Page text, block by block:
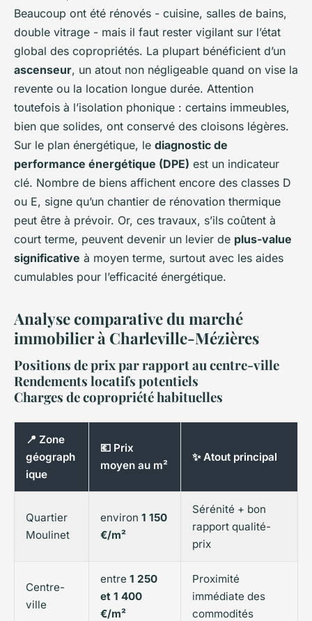
Beaucoup ont été rénovés - cuisine, salles de bains,
double vitrage - mais il faut rester vigilant sur l’état
global des copropriétés. La plupart bénéficient d’un
ascenseur, un atout non négligeable quand on vise la
revente ou la location longue durée. Attention
toutefois à l’isolation phonique : certains immeubles,
bien que solides, ont conservé des cloisons légères.
Sur le plan énergétique, le diagnostic de
performance énergétique (DPE) est un indicateur
clé. Nombre de biens affichent encore des classes D
ou E, signe qu’un chantier de rénovation thermique
peut être à prévoir. Or, ces travaux, s’ils coûtent à
court terme, peuvent devenir un levier de plus-value
significative à moyen terme, surtout avec les aides
cumulables pour l’efficacité énergétique.
Analyse comparative du marché
immobilier à Charleville-Mézières
Positions de prix par rapport au centre-ville
Rendements locatifs potentiels
Charges de copropriété habituelles
📍 Zone
géograph
ique
💶 Prix
moyen au m²
✨ Atout principal
Quartier
Moulinet
environ 1 150
€/m²
Sérénité + bon
rapport qualité-
prix
Centre-
ville
entre 1 250
et 1 400
€/m²
Proximité
immédiate des
commodités